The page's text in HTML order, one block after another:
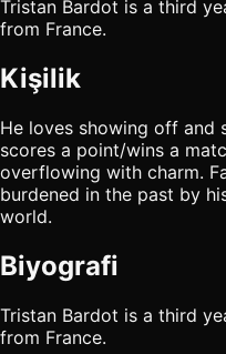
Tristan Bardot is a third
from France.
Kişilik
He loves showing off and
scores a point/wins a
overflowing with charm.
burdened in the past by
world.
Biyografi
Tristan Bardot is a third
from France.